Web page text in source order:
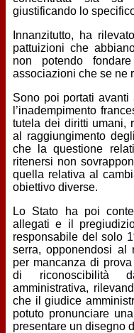
giustificando lo
Innanzitutto, ha
pattuizioni che
non potendo
associazioni che se ne
Sono poi portati
l’inadempimento
tutela dei diritti umani,
al raggiungimento
che la questione
ritenersi non
quella relativa al
obiettivo diverse.
Lo Stato ha poi
allegati e il
responsabile del solo
serra, opponendosi al
per mancanza di
di riconoscibilità
amministrativa,
che il giudice
potuto pronunciare
presentare un disegno